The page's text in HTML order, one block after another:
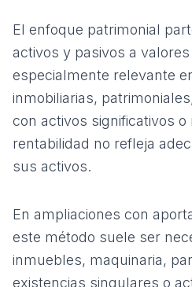
El enfoque patrimonial
activos y pasivos a
especialmente relevante
inmobiliarias,
con activos significativos o
rentabilidad no refleja
sus activos.
En ampliaciones con
este método suele ser
inmuebles, maquinaria,
existencias singulares o